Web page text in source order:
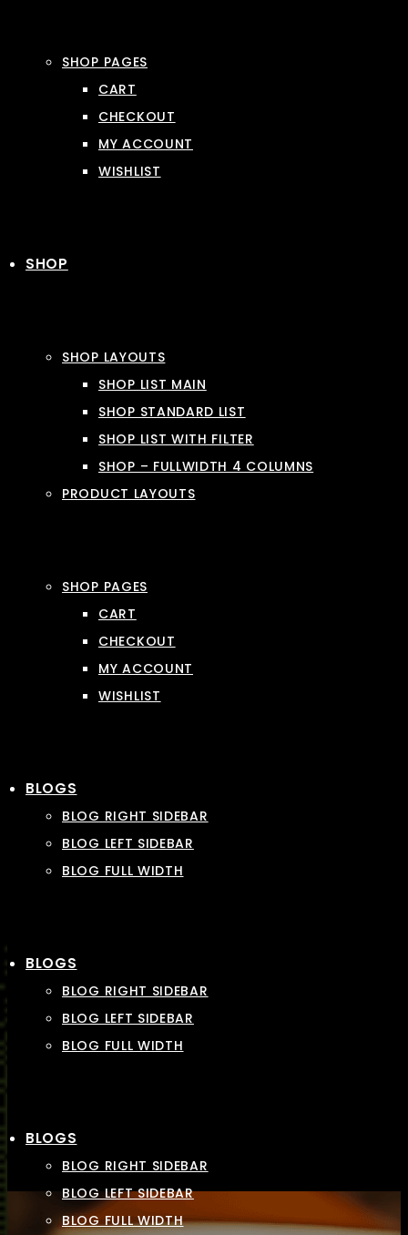
SHOP PAGES
CART
CHECKOUT
MY ACCOUNT
WISHLIST
SHOP
SHOP LAYOUTS
SHOP LIST MAIN
SHOP STANDARD LIST
SHOP LIST WITH FILTER
SHOP – FULLWIDTH 4 COLUMNS
PRODUCT LAYOUTS
SHOP PAGES
CART
CHECKOUT
MY ACCOUNT
WISHLIST
BLOGS
BLOG RIGHT SIDEBAR
BLOG LEFT SIDEBAR
BLOG FULL WIDTH
BLOGS
BLOG RIGHT SIDEBAR
BLOG LEFT SIDEBAR
BLOG FULL WIDTH
BLOGS
BLOG RIGHT SIDEBAR
BLOG LEFT SIDEBAR
BLOG FULL WIDTH